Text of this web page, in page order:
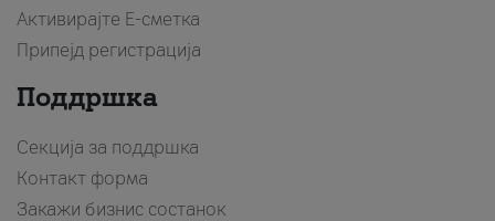
Активирајте Е-сметка
Припејд регистрација
Поддршка
Секција за поддршка
Контакт форма
Закажи бизнис состанок